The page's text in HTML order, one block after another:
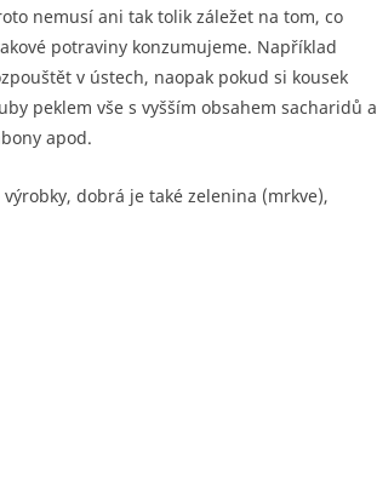
nemusí ani tak tolik záležet na tom, co
potraviny konzumujeme. Například
v ústech, naopak pokud si kousek
peklem vše s vyšším obsahem sacharidů a
apod.
dobrá je také zelenina (mrkve),